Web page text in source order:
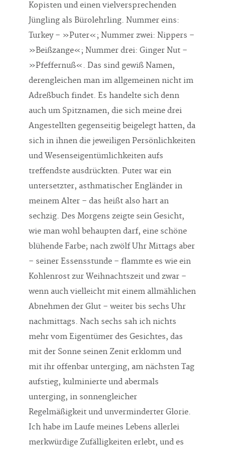
Kopisten und einen vielversprechenden
Jüngling als Bürolehrling. Nummer eins:
Turkey – »Puter«; Nummer zwei: Nippers –
»Beißzange«; Nummer drei: Ginger Nut –
»Pfeffernuß«. Das sind gewiß Namen,
derengleichen man im allgemeinen nicht im
Adreßbuch findet. Es handelte sich denn
auch um Spitznamen, die sich meine drei
Angestellten gegenseitig beigelegt hatten, da
sich in ihnen die jeweiligen Persönlichkeiten
und Wesenseigentümlichkeiten aufs
treffendste ausdrückten. Puter war ein
untersetzter, asthmatischer Engländer in
meinem Alter – das heißt also hart an
sechzig. Des Morgens zeigte sein Gesicht,
wie man wohl behaupten darf, eine schöne
blühende Farbe; nach zwölf Uhr Mittags aber
– seiner Essensstunde – flammte es wie ein
Kohlenrost zur Weihnachtszeit und zwar –
wenn auch vielleicht mit einem allmählichen
Abnehmen der Glut – weiter bis sechs Uhr
nachmittags. Nach sechs sah ich nichts
mehr vom Eigentümer des Gesichtes, das
mit der Sonne seinen Zenit erklomm und
mit ihr offenbar unterging, am nächsten Tag
aufstieg, kulminierte und abermals
unterging, in sonnengleicher
Regelmäßigkeit und unverminderter Glorie.
Ich habe im Laufe meines Lebens allerlei
merkwürdige Zufälligkeiten erlebt, und es